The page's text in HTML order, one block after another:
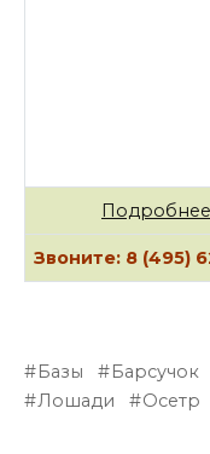
Подробнее
Звоните: 8 (495)
Базы Барсучок
Лошади
Осетр